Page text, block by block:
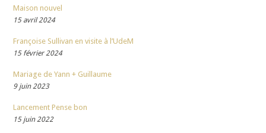
Maison nouvel
15 avril 2024
Françoise Sullivan en visite à l’UdeM
15 février 2024
Mariage de Yann + Guillaume
9 juin 2023
Lancement Pense bon
15 juin 2022